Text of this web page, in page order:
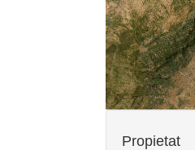
Propietat